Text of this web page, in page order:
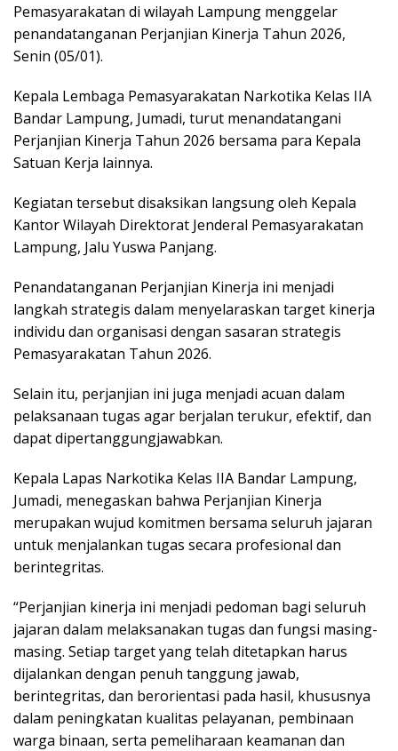
Pemasyarakatan di wilayah Lampung menggelar
penandatanganan Perjanjian Kinerja Tahun 2026,
Senin (05/01).
Kepala Lembaga Pemasyarakatan Narkotika Kelas IIA
Bandar Lampung, Jumadi, turut menandatangani
Perjanjian Kinerja Tahun 2026 bersama para Kepala
Satuan Kerja lainnya.
Kegiatan tersebut disaksikan langsung oleh Kepala
Kantor Wilayah Direktorat Jenderal Pemasyarakatan
Lampung, Jalu Yuswa Panjang.
Penandatanganan Perjanjian Kinerja ini menjadi
langkah strategis dalam menyelaraskan target kinerja
individu dan organisasi dengan sasaran strategis
Pemasyarakatan Tahun 2026.
Selain itu, perjanjian ini juga menjadi acuan dalam
pelaksanaan tugas agar berjalan terukur, efektif, dan
dapat dipertanggungjawabkan.
Kepala Lapas Narkotika Kelas IIA Bandar Lampung,
Jumadi, menegaskan bahwa Perjanjian Kinerja
merupakan wujud komitmen bersama seluruh jajaran
untuk menjalankan tugas secara profesional dan
berintegritas.
“Perjanjian kinerja ini menjadi pedoman bagi seluruh
jajaran dalam melaksanakan tugas dan fungsi masing-
masing. Setiap target yang telah ditetapkan harus
dijalankan dengan penuh tanggung jawab,
berintegritas, dan berorientasi pada hasil, khususnya
dalam peningkatan kualitas pelayanan, pembinaan
warga binaan, serta pemeliharaan keamanan dan